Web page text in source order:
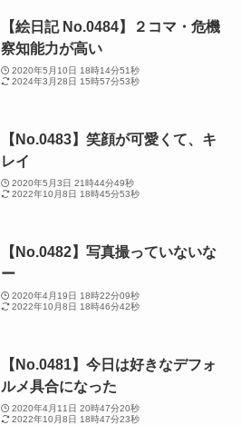
【絵日記 No.0484】２コマ・危機
察知能力が高い
2020年5月10日 18時14分51秒
2024年3月28日 15時57分53秒
【No.0483】笑顔が可愛くて、キ
レイ
2020年5月3日 21時44分49秒
2022年10月8日 18時45分53秒
【No.0482】写真撮っていないな
ー
2020年4月19日 18時22分09秒
2022年10月8日 18時46分42秒
【No.0481】今日は好きなデフォ
ルメ具合になった
2020年4月11日 20時47分20秒
2022年10月8日 18時47分23秒